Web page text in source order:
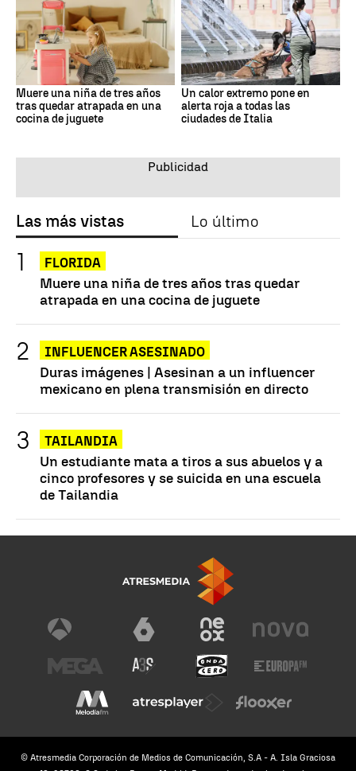
Muere una niña de tres años
tras quedar atrapada en una
cocina de juguete
Un calor extremo pone en
alerta roja a todas las
ciudades de Italia
Las más vistas Lo último
FLORIDA
Muere una niña de tres años tras quedar
atrapada en una cocina de juguete
INFLUENCER ASESINADO
Duras imágenes | Asesinan a un influencer
mexicano en plena transmisión en directo
TAILANDIA
Un estudiante mata a tiros a sus abuelos y a
cinco profesores y se suicida en una escuela
de Tailandia
© Atresmedia Corporación de Medios de Comunicación, S.A - A. Isla Graciosa